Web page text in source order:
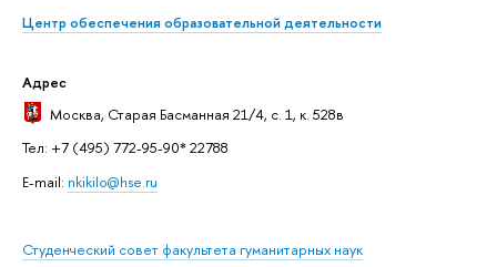
Центр обеспечения образовательной деятельности
Адрес
Москва, Старая Басманная 21/4, с. 1, к. 528в
Тел: +7 (495) 772-95-90* 22788
E-mail: nkikilo@hse.ru
Студенческий совет факультета гуманитарных наук